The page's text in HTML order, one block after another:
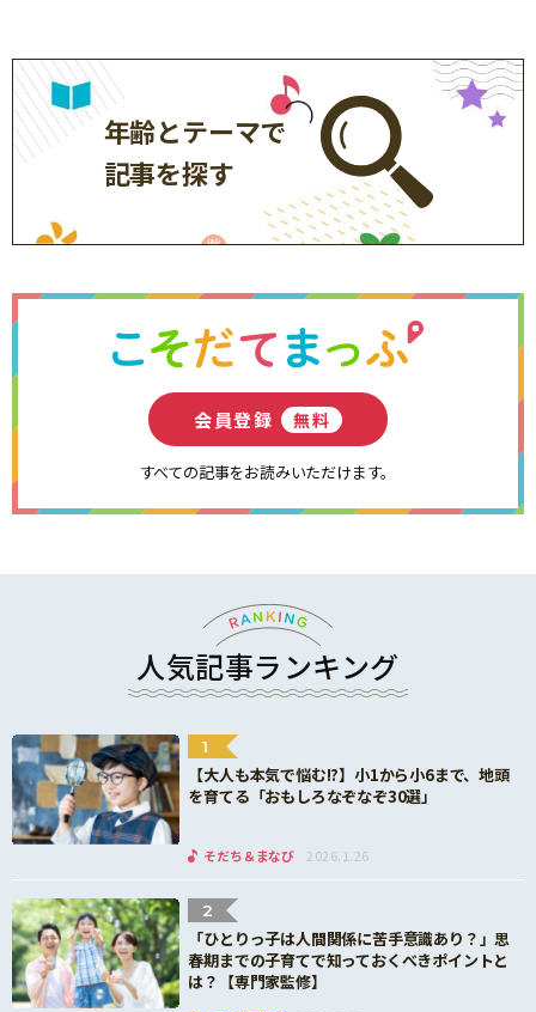
年齢とテーマで
記事を探す
会員登録 無料
すべての記事をお読みいただけます。
人気記事ランキング
1
【大人も本気で悩む!?】小1から小6まで、地頭
を育てる「おもしろなぞなぞ30選」
そだち＆まなび 2026.1.26
2
「ひとりっ子は人間関係に苦手意識あり？」思
春期までの子育てで知っておくべきポイントと
は？【専門家監修】